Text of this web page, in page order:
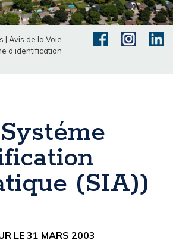
| Avis de la Voie
d’identification
(SIA))
LE 31 MARS 2003